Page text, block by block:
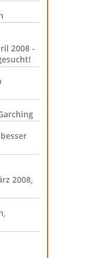
2008 -
2008,